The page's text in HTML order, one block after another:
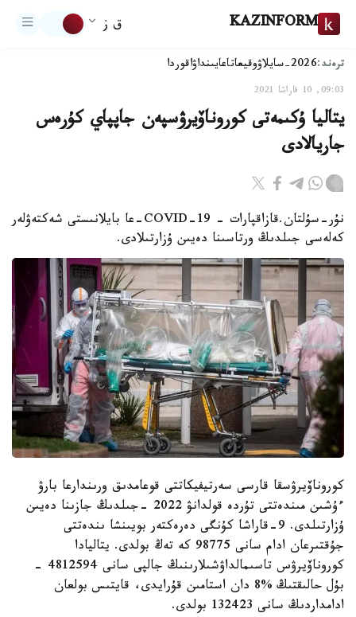
KAZINFORM ق ز
ترەند:2026-سايلاۋ وقيعاتاعايىنداۋاقوردا
09:03, 10 قاراشا 2021
يتاليا ۇكىمەتى كوروناۆيرۋسپەن جاپپاي كۇرەس
جاريالادى
نۇر-سۇلتان.قازاقپارات - COVID-19-عا بايلانىستى شەكتەۋلەر
كەلەسى جىلدىڭ ورتاسىنا دەيىن ۇزارتىلادى.
كوروناۆيرۋسقا قارسى سەرتيفيكاتتى قوعامدىق ورىندارعا بارۋ
ءۇشىن مىندەتتى تۇردە قولدانۋ 2022 -جىلدىڭ جازىنا دەيىن
ۇزارتىلدى. 9-قاراشا كۇنگى دەرەكتەر بويىنشا ىندەتتى
جۇقتىرعان ادام سانى 98775 كە تەڭ بولدى. يتاليادا
كوروناۆيرۋس تاسىمالداۋشىلارىنىڭ جالپى سانى 4812594 -
بۇل حالىقتىڭ %8 دان استامىن قۇرايدى، قايتىس بولعان
ادامداردىڭ سانى 132423 بولدى.